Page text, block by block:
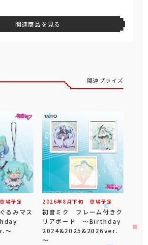
関連商品を見る
関連プライズ
場予定
るみマス
～
2026年8 月下旬 登場予定
初音ミク フレーム付きク
リアボード ～Birthday
2024&2025&2026ver.
～